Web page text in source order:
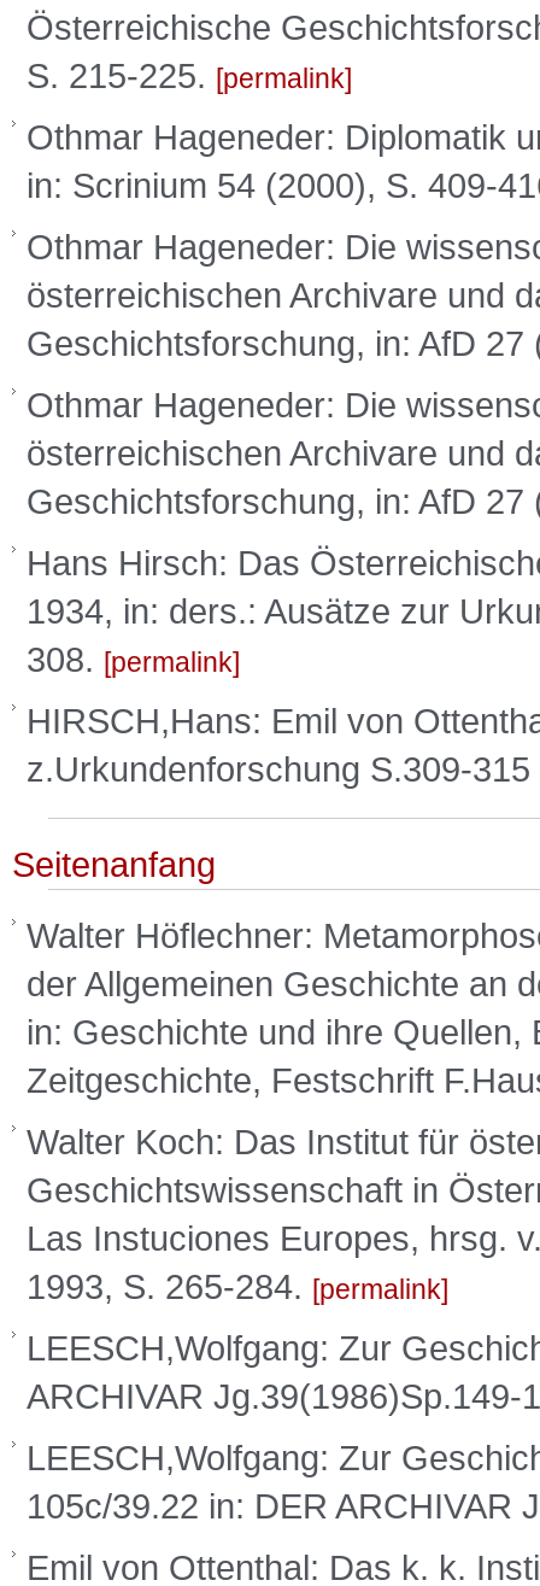
Österreichische
S. 215-225.
permalink
Othmar Hageneder: Diplomatik
in: Scrinium 54 (2000), S. 409-
Othmar Hageneder: Die
österreichischen Archivare und
Geschichtsforschung, in: AfD
Othmar Hageneder: Die
österreichischen Archivare und
Geschichtsforschung, in: AfD
Hans Hirsch: Das
1934, in: ders.: Ausätze zur
308.
permalink
HIRSCH,Hans: Emil von
z.Urkundenforschung S.309-315
Seitenanfang
Walter Höflechner:
der Allgemeinen Geschichte an
in: Geschichte und ihre
Zeitgeschichte, Festschrift
Walter Koch: Das Institut für
Geschichtswissenschaft in
Las Instuciones Europes, hrsg.
1993, S. 265-284.
permalink
LEESCH,Wolfgang: Zur
ARCHIVAR Jg.39(1986)Sp.149-
LEESCH,Wolfgang: Zur
105c/39.22 in: DER ARCHIVAR
Emil von Ottenthal: Das k. k.